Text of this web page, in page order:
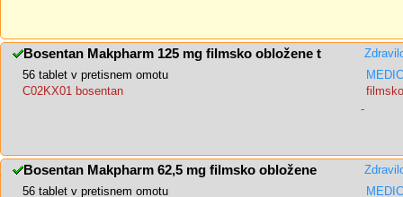
Bosentan Makpharm 125 mg filmsko obložene t
56 tablet v pretisnem omotu
C02KX01 bosentan
-
Bosentan Makpharm 62,5 mg filmsko obložene
56 tablet v pretisnem omotu